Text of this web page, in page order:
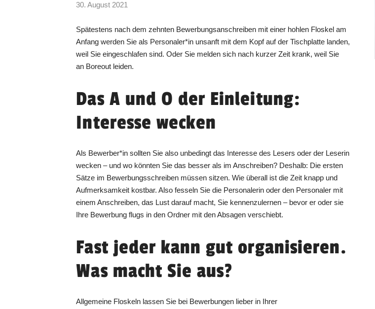
30. August 2021
Spätestens nach dem zehnten Bewerbungsanschreiben mit einer hohlen Floskel am
Anfang werden Sie als Personaler*in unsanft mit dem Kopf auf der Tischplatte landen,
weil Sie eingeschlafen sind. Oder Sie melden sich nach kurzer Zeit krank, weil Sie
an Boreout leiden.
Das A und O der Einleitung:
Interesse wecken
Als Bewerber*in sollten Sie also unbedingt das Interesse des Lesers oder der Leserin
wecken – und wo könnten Sie das besser als im Anschreiben? Deshalb: Die ersten
Sätze im Bewerbungsschreiben müssen sitzen. Wie überall ist die Zeit knapp und
Aufmerksamkeit kostbar. Also fesseln Sie die Personalerin oder den Personaler mit
einem Anschreiben, das Lust darauf macht, Sie kennenzulernen – bevor er oder sie
Ihre Bewerbung flugs in den Ordner mit den Absagen verschiebt.
Fast jeder kann gut organisieren.
Was macht Sie aus?
Allgemeine Floskeln lassen Sie bei Bewerbungen lieber in Ihrer